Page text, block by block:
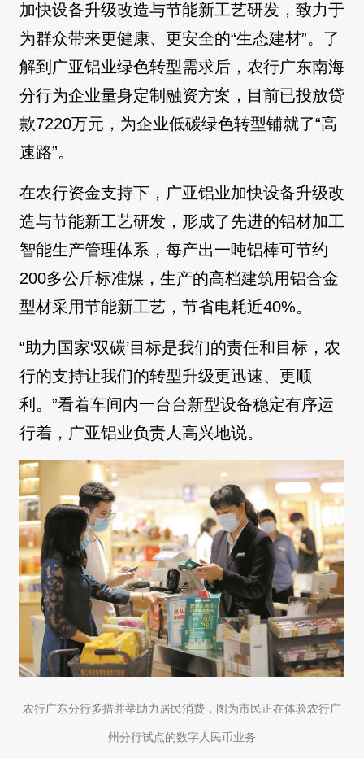
加快设备升级改造与节能新工艺研发，致力于
为群众带来更健康、更安全的“生态建材”。了
解到广亚铝业绿色转型需求后，农行广东南海
分行为企业量身定制融资方案，目前已投放贷
款7220万元，为企业低碳绿色转型铺就了“高
速路”。
在农行资金支持下，广亚铝业加快设备升级改
造与节能新工艺研发，形成了先进的铝材加工
智能生产管理体系，每产出一吨铝棒可节约
200多公斤标准煤，生产的高档建筑用铝合金
型材采用节能新工艺，节省电耗近40%。
“助力国家‘双碳’目标是我们的责任和目标，农
行的支持让我们的转型升级更迅速、更顺
利。”看着车间内一台台新型设备稳定有序运
行着，广亚铝业负责人高兴地说。
农行广东分行多措并举助力居民消费，图为市民正在体验农行广
州分行试点的数字人民币业务